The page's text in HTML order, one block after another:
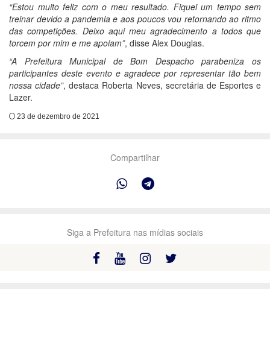
“Estou muito feliz com o meu resultado. Fiquei um tempo sem
treinar devido a pandemia e aos poucos vou retornando ao ritmo
das competições. Deixo aqui meu agradecimento a todos que
torcem por mim e me apoiam”, disse Alex Douglas.
“A Prefeitura Municipal de Bom Despacho parabeniza os
participantes deste evento e agradece por representar tão bem
nossa cidade”, destaca Roberta Neves, secretária de Esportes e
Lazer.
23 de dezembro de 2021
Compartilhar
Siga a Prefeitura nas mídias sociais